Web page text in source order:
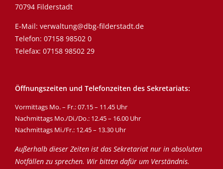
70794 Filderstadt
E-Mail: verwaltung@dbg-filderstadt.de
Telefon: 07158 98502 0
Telefax: 07158 98502 29
Öffnungszeiten und Telefonzeiten des Sekretariats:
Vormittags Mo. – Fr.: 07.15 – 11.45 Uhr
Nachmittags Mo./Di./Do.: 12.45 – 16.00 Uhr
Nachmittags Mi./Fr.: 12.45 – 13.30 Uhr
Außerhalb dieser Zeiten ist das Sekretariat nur in absoluten
Notfällen zu sprechen. Wir bitten dafür um Verständnis.